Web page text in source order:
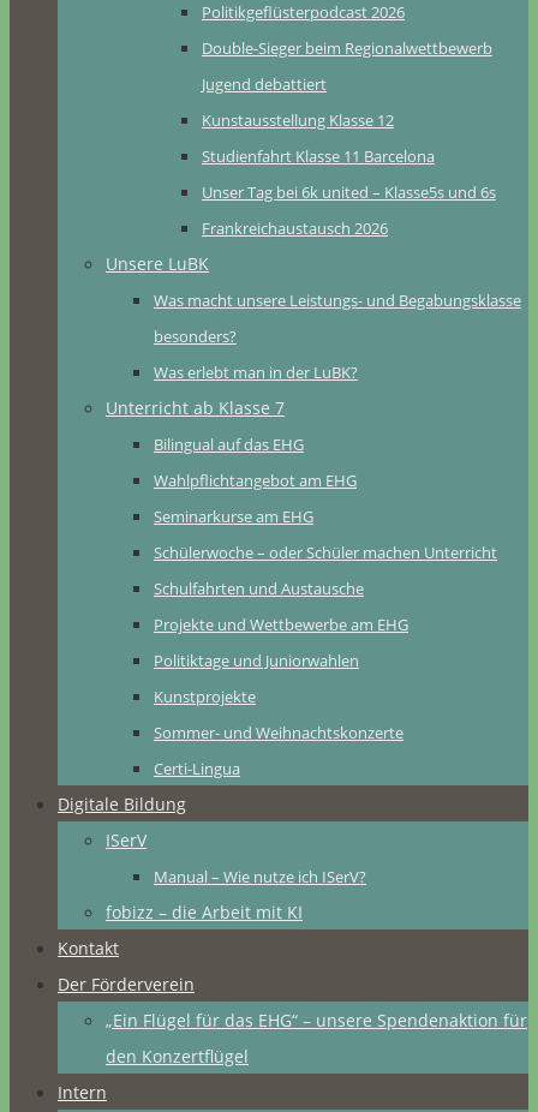
Politikgeflüsterpodcast 2026
Double-Sieger beim Regionalwettbewerb
Jugend debattiert
Kunstausstellung Klasse 12
Studienfahrt Klasse 11 Barcelona
Unser Tag bei 6k united – Klasse5s und 6s
Frankreichaustausch 2026
Unsere LuBK
Was macht unsere Leistungs- und Begabungsklasse
besonders?
Was erlebt man in der LuBK?
Unterricht ab Klasse 7
Bilingual auf das EHG
Wahlpflichtangebot am EHG
Seminarkurse am EHG
Schülerwoche – oder Schüler machen Unterricht
Schulfahrten und Austausche
Projekte und Wettbewerbe am EHG
Politiktage und Juniorwahlen
Kunstprojekte
Sommer- und Weihnachtskonzerte
Certi-Lingua
Digitale Bildung
ISerV
Manual – Wie nutze ich ISerV?
fobizz – die Arbeit mit KI
Kontakt
Der Förderverein
„Ein Flügel für das EHG“ – unsere Spendenaktion für
den Konzertflügel
Intern